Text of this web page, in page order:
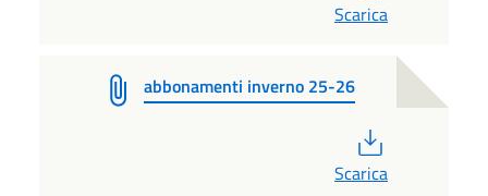
Scarica
abbonamenti inverno 25-26
Scarica